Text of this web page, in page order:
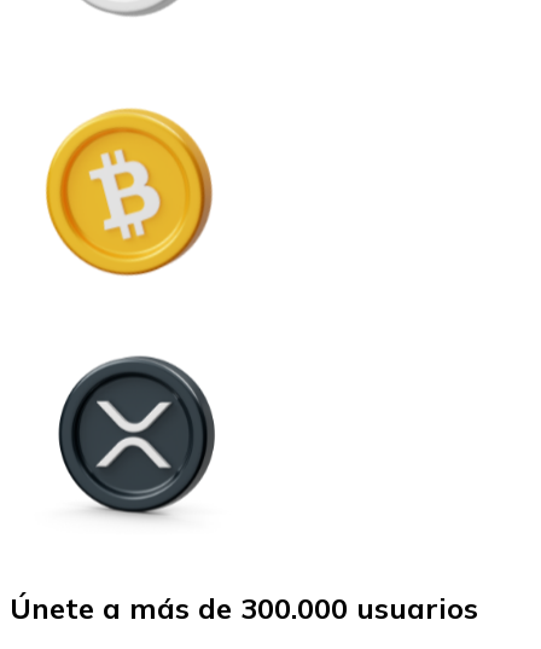
Únete a más de 300.000 usuarios